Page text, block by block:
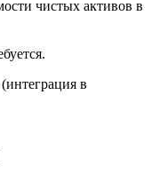
чистых активов в
в